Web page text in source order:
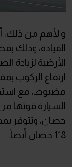
والأهم من
القيادة، وذلك
الأرضية لزيادة
مضبوط، مع
118 حصان أيضاً.